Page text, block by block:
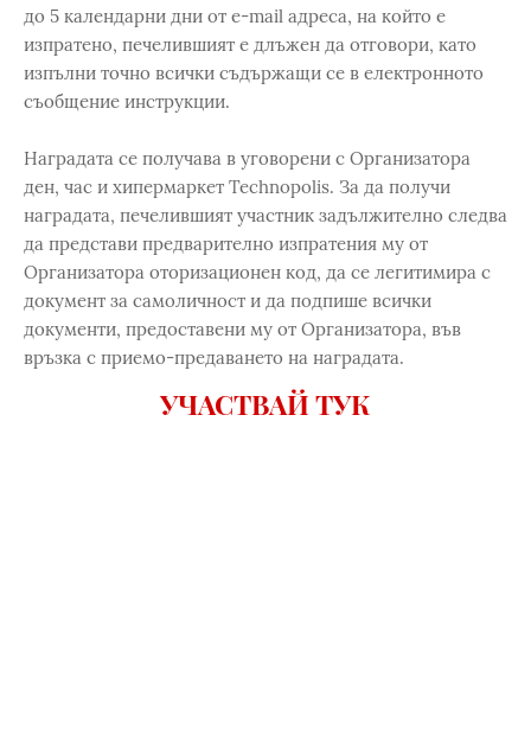
до 5 календарни дни от e-mail адреса, на който е
изпратено, печелившият е длъжен да отговори, като
изпълни точно всички съдържащи се в електронното
съобщение инструкции.
Наградата се получава в уговорени с Организатора
ден, час и хипермаркет Technopolis. За да получи
наградата, печелившият участник задължително следва
да представи предварително изпратения му от
Организатора оторизационен код, да се легитимира с
документ за самоличност и да подпише всички
документи, предоставени му от Организатора, във
връзка с приемо-предаването на наградата.
УЧАСТВАЙ ТУК